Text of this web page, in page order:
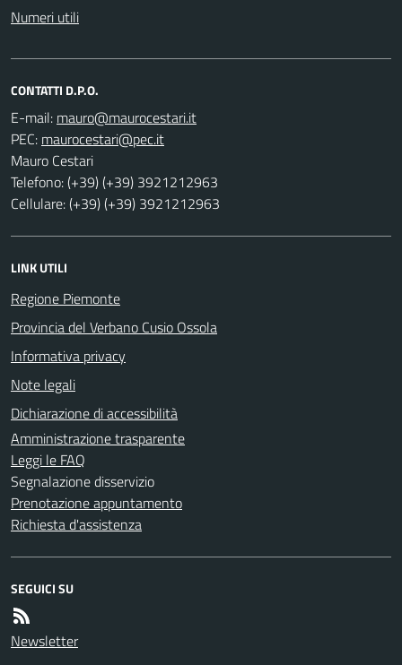
Numeri utili
CONTATTI D.P.O.
E-mail:
PEC:
Mauro Cestari
Telefono: (+39) (+39) 3921212963
Cellulare: (+39) (+39) 3921212963
LINK UTILI
Regione Piemonte
Provincia del Verbano Cusio Ossola
Informativa privacy
Note legali
Dichiarazione di accessibilità
Amministrazione trasparente
Leggi le FAQ
Segnalazione disservizio
Prenotazione appuntamento
Richiesta d'assistenza
SEGUICI SU
Newsletter